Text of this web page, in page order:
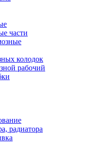
части
колодок
рабочий
радиатора